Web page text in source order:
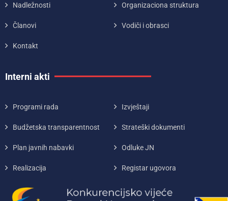
Nadležnosti Organizaciona struktura
Članovi Vodiči i obrasci
Kontakt
Interni akti
Programi rada Izvještaji
Budžetska transparentnost Strateški dokumenti
Plan javnih nabavki Odluke JN
Realizacija Registar ugovora